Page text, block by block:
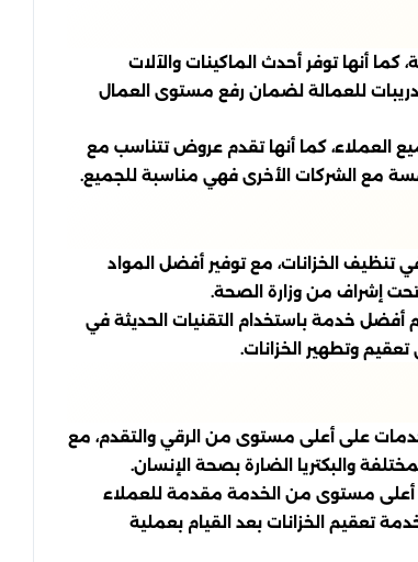
أنها توفر أحدث الماكينات والآلات
للعمالة لضمان رفع مستوى العمال
العملاء، كما أنها تقدم عروض تتناسب مع
مع الشركات الأخرى فهي مناسبة للجميع.
تنظيف الخزانات، مع توفير أفضل المواد
إشراف من وزارة الصحة.
خدمة باستخدام التقنيات الحديثة في
وتطهير الخزانات.
على أعلى مستوى من الرقي والتقدم، مع
والبكتريا الضارة بصحة الإنسان.
أعلى مستوى من الخدمة مقدمة للعملاء
تعقيم الخزانات بعد القيام بعملية